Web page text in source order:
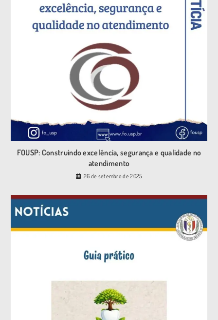
FOUSP: Construindo excelência, segurança e qualidade no
atendimento
26 de setembro de 2025